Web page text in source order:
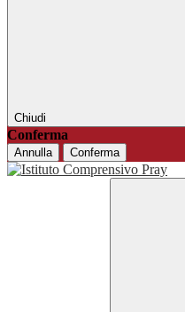
Chiudi
Conferma
Annulla Conferma